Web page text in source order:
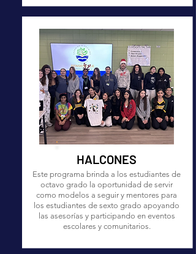
HALCONES
Este programa brinda a los estudiantes de
octavo grado la oportunidad de servir
como modelos a seguir y mentores para
los estudiantes de sexto grado apoyando
las asesorías y participando en eventos
escolares y comunitarios.